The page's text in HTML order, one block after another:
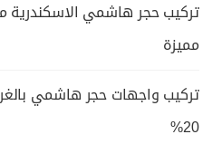
تركيب حجر هاشمي الاسكندرية
مميزة
تركيب واجهات حجر هاشمي
20%